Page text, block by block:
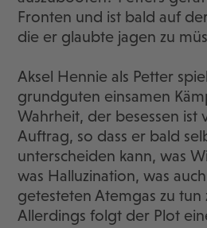
Fronten und ist bald auf
die er glaubte jagen zu
Aksel Hennie als Petter
grundguten einsamen
Wahrheit, der besessen ist
Auftrag, so dass er bald
unterscheiden kann, was
was Halluzination, was
getesteten Atemgas zu tun
Allerdings folgt der Plot